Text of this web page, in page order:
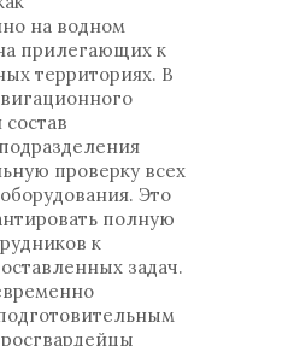
на водном
прилегающих к
территориях. В
проверку всех
Это
полную
к
задач.